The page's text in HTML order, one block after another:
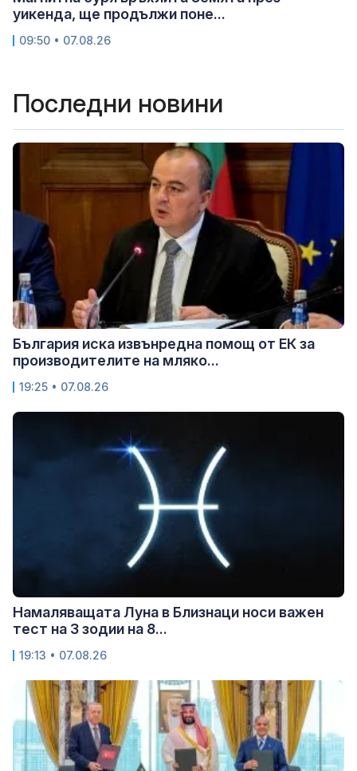
уикенда, ще продължи поне...
09:50 • 07.08.26
Последни новини
България иска извънредна помощ от ЕК за
производителите на мляко...
19:25 • 07.08.26
Намаляващата Луна в Близнаци носи важен
тест на 3 зодии на 8...
19:13 • 07.08.26